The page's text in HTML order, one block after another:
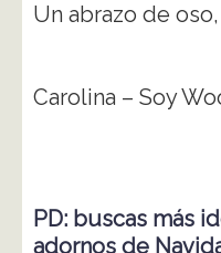
Un abrazo de
Carolina – Soy
PD: buscas más
adornos de